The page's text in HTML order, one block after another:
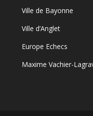
Ville de Bayonne
Ville d’Anglet
Europe Echecs
Maxime Vachier-